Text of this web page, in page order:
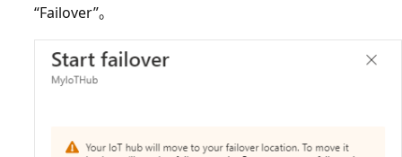
“Failover”。